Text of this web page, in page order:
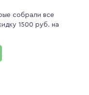
собрали все
1500 руб. на